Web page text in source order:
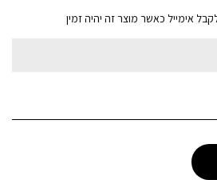
אימייל כאשר מוצר זה יהיה זמין